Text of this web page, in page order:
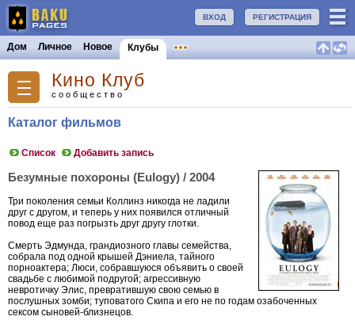
РЕГИСТРАЦИЯ
ВХОД
Дом Личное Новое Клубы
Кино Клуб
сообщество
Каталог фильмов
Список Добавить запись
Безумные похороны (Eulogy) / 2004
Три поколения семьи Коллинз никогда не ладили
друг с другом, и теперь у них появился отличный
повод еще раз погрызть друг другу глотки.
Смерть Эдмунда, грандиозного главы семейства,
собрала под одной крышей Дэниела, тайного
порноактера; Люси, собравшуюся объявить о своей
свадьбе с любимой подругой; агрессивную
невротичку Элис, превратившую свою семью в
послушных зомби; туповатого Скипа и его не по годам озабоченных
сексом сыновей-близнецов.